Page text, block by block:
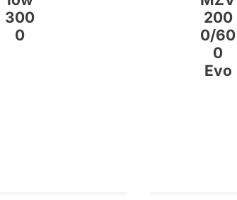
300
0
200
0/60
0
Evo